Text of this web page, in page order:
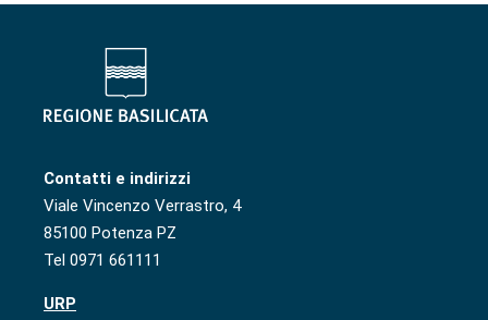
Contatti e indirizzi
Viale Vincenzo Verrastro, 4
85100 Potenza PZ
Tel 0971 661111
URP